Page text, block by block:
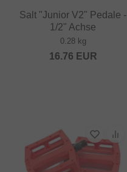
Salt "Junior V2" Pedale -
1/2" Achse
0.28 kg
16.76 EUR